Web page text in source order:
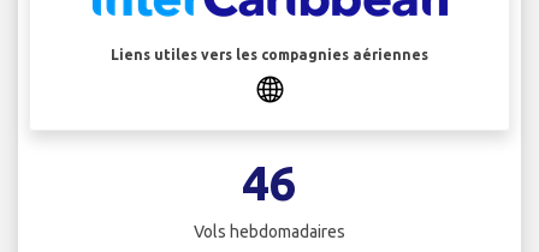
Liens utiles vers les compagnies aériennes
46
Vols hebdomadaires